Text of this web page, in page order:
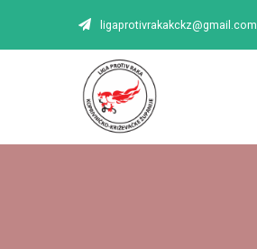
ligaprotivrakakckz@gmail.com